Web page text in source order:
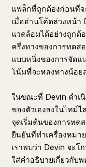
แฟล็กที่ถูกต้องก่อนที่จ
เมื่ออ่านโค้ดล่วงหน้า
แวดล้อมได้อย่างถูก
ครึ่งทางของการทดส
แบบหนึ่งของการจัดแ
โน้มที่จะหลงทางน้อย
ในขณะที่ Devin ดำเ
ของตัวเองลงในไทม์
จุดเริ่มต้นของการทด
ยืนยันที่ทำเครื่องหมา
เราพบว่า Devin จะ
ใส่คำอธิบายเกี่ยวกับ